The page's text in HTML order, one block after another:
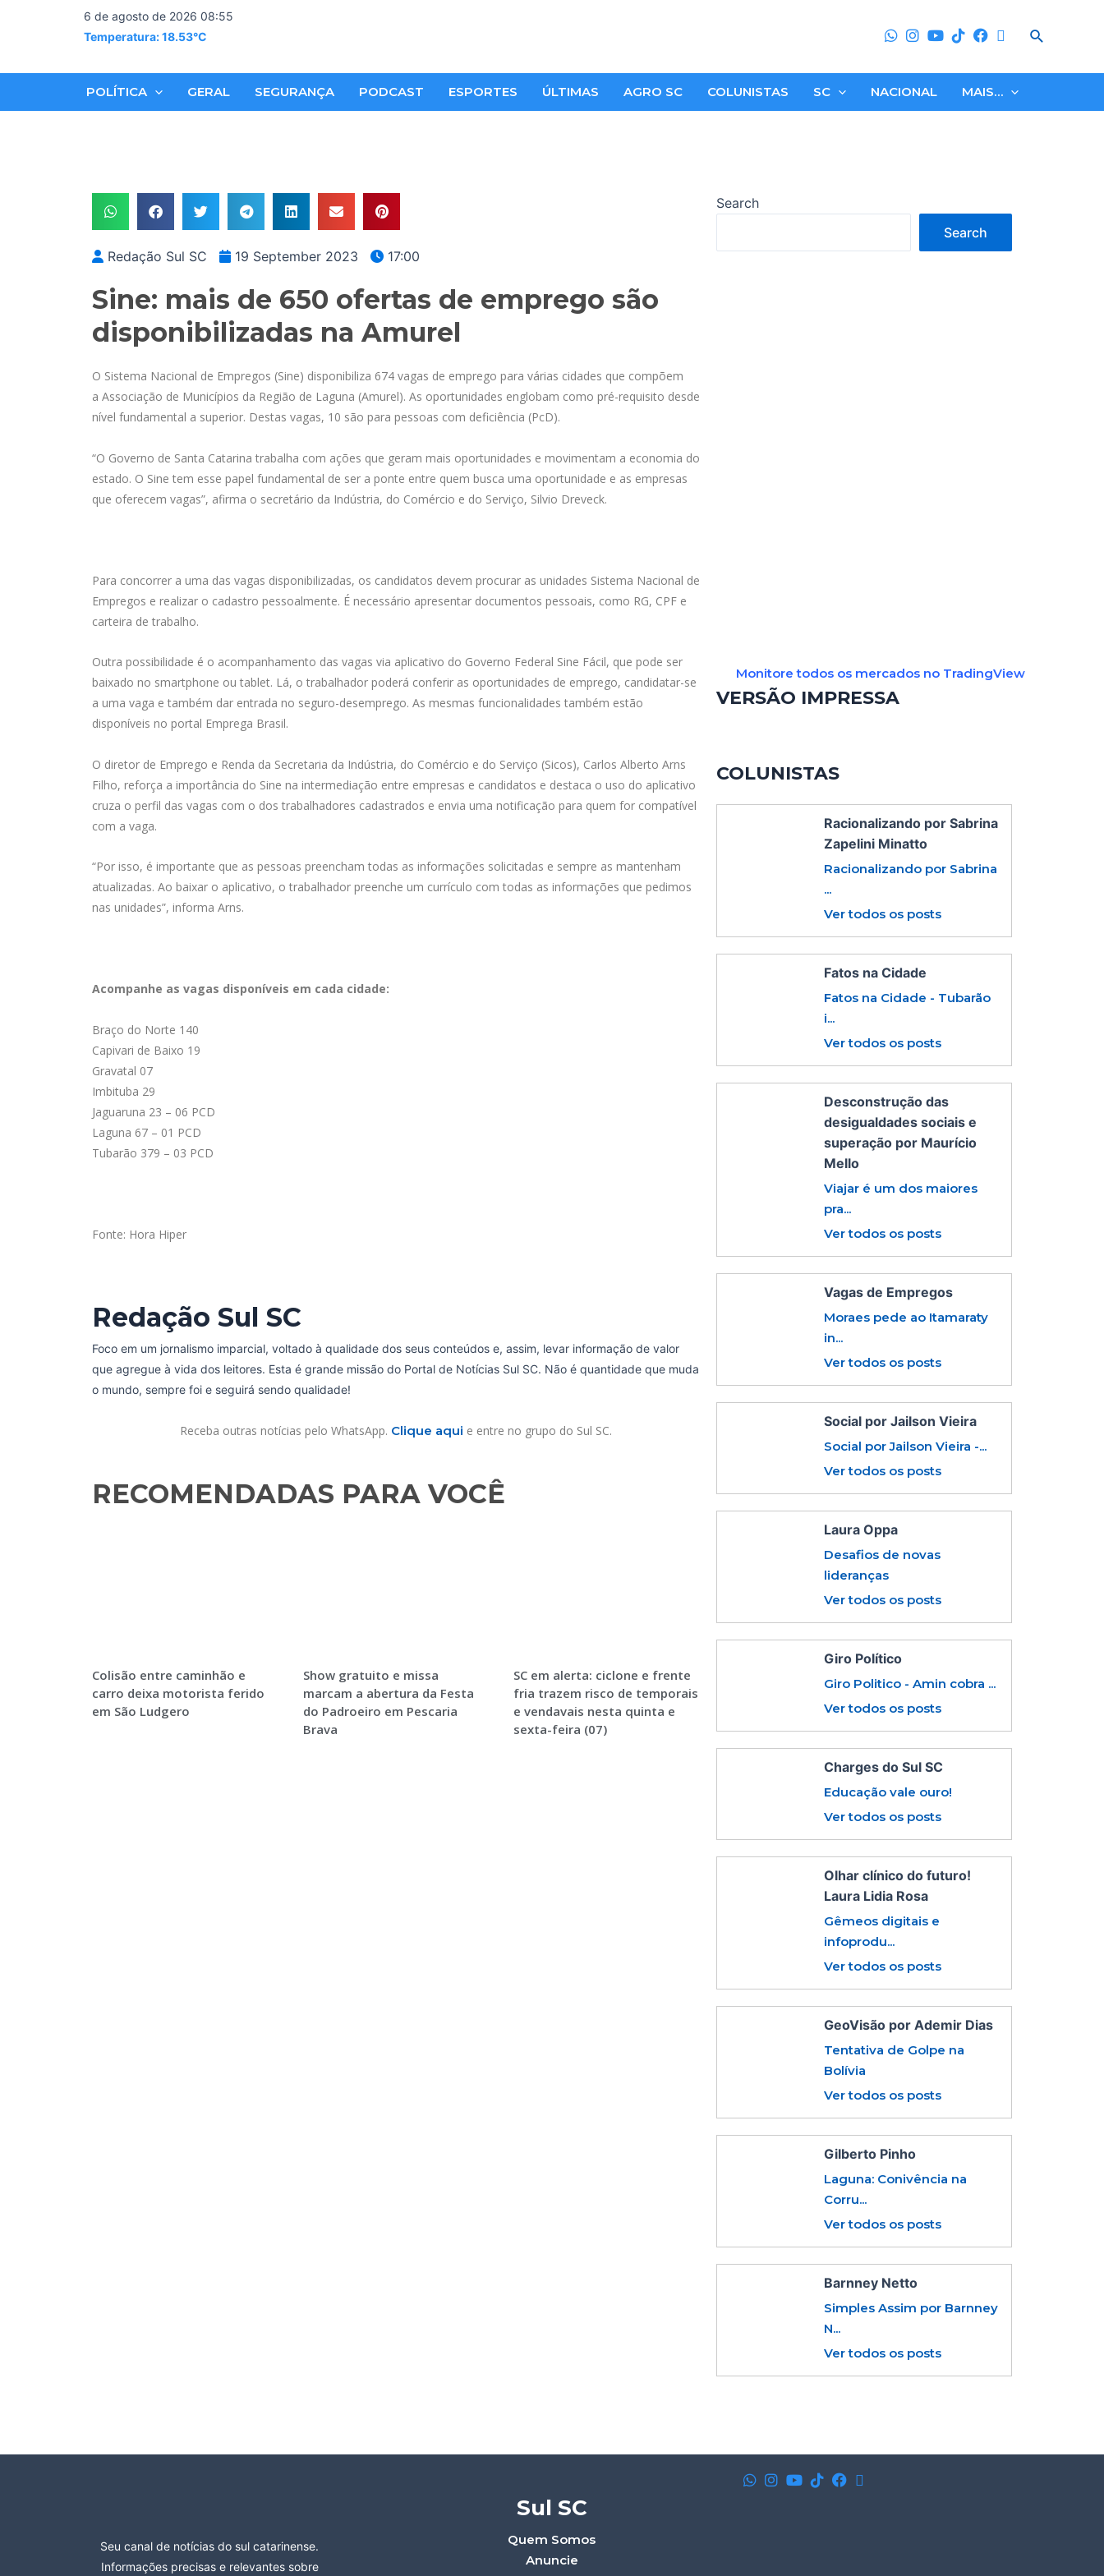
6 de agosto de 2026 08:55
Temperatura: 18.53°C
Search
POLÍTICA GERAL SEGURANÇA PODCAST ESPORTES ÚLTIMAS AGRO SC COLUNISTAS SC NACIONAL MAIS…
Redação Sul SC 19 September 2023 17:00
Sine: mais de 650 ofertas de emprego são
disponibilizadas na Amurel
O Sistema Nacional de Empregos (Sine) disponibiliza 674 vagas de emprego para várias cidades que compõem
a Associação de Municípios da Região de Laguna (Amurel). As oportunidades englobam como pré-requisito desde
nível fundamental a superior. Destas vagas, 10 são para pessoas com deficiência (PcD).
“O Governo de Santa Catarina trabalha com ações que geram mais oportunidades e movimentam a economia do
estado. O Sine tem esse papel fundamental de ser a ponte entre quem busca uma oportunidade e as empresas
que oferecem vagas”, afirma o secretário da Indústria, do Comércio e do Serviço, Silvio Dreveck.
Para concorrer a uma das vagas disponibilizadas, os candidatos devem procurar as unidades Sistema Nacional de
Empregos e realizar o cadastro pessoalmente. É necessário apresentar documentos pessoais, como RG, CPF e
carteira de trabalho.
Outra possibilidade é o acompanhamento das vagas via aplicativo do Governo Federal Sine Fácil, que pode ser
baixado no smartphone ou tablet. Lá, o trabalhador poderá conferir as oportunidades de emprego, candidatar-se
a uma vaga e também dar entrada no seguro-desemprego. As mesmas funcionalidades também estão
disponíveis no portal Emprega Brasil.
O diretor de Emprego e Renda da Secretaria da Indústria, do Comércio e do Serviço (Sicos), Carlos Alberto Arns
Filho, reforça a importância do Sine na intermediação entre empresas e candidatos e destaca o uso do aplicativo
cruza o perfil das vagas com o dos trabalhadores cadastrados e envia uma notificação para quem for compatível
com a vaga.
“Por isso, é importante que as pessoas preencham todas as informações solicitadas e sempre as mantenham
atualizadas. Ao baixar o aplicativo, o trabalhador preenche um currículo com todas as informações que pedimos
nas unidades”, informa Arns.
Acompanhe as vagas disponíveis em cada cidade:
Braço do Norte 140
Capivari de Baixo 19
Gravatal 07
Imbituba 29
Jaguaruna 23 – 06 PCD
Laguna 67 – 01 PCD
Tubarão 379 – 03 PCD
Fonte: Hora Hiper
Redação Sul SC
Foco em um jornalismo imparcial, voltado à qualidade dos seus conteúdos e, assim, levar informação de valor
que agregue à vida dos leitores. Esta é grande missão do Portal de Notícias Sul SC. Não é quantidade que muda
o mundo, sempre foi e seguirá sendo qualidade!
Receba outras notícias pelo WhatsApp. Clique aqui e entre no grupo do Sul SC.
RECOMENDADAS PARA VOCÊ​
Colisão entre caminhão e
carro deixa motorista ferido
em São Ludgero
Show gratuito e missa
marcam a abertura da Festa
do Padroeiro em Pescaria
Brava
SC em alerta: ciclone e frente
fria trazem risco de temporais
e vendavais nesta quinta e
sexta-feira (07)
Search
Search
Monitore todos os mercados no TradingView
VERSÃO IMPRESSA
COLUNISTAS
Racionalizando por Sabrina
Zapelini Minatto
Racionalizando por Sabrina
...
Ver todos os posts
Fatos na Cidade
Fatos na Cidade - Tubarão
i...
Ver todos os posts
Desconstrução das
desigualdades sociais e
superação por Maurício
Mello
Viajar é um dos maiores
pra...
Ver todos os posts
Vagas de Empregos
Moraes pede ao Itamaraty
in...
Ver todos os posts
Social por Jailson Vieira
Social por Jailson Vieira -...
Ver todos os posts
Laura Oppa
Desafios de novas
lideranças
Ver todos os posts
Giro Político
Giro Politico - Amin cobra ...
Ver todos os posts
Charges do Sul SC
Educação vale ouro!
Ver todos os posts
Olhar clínico do futuro!
Laura Lidia Rosa
Gêmeos digitais e
infoprodu...
Ver todos os posts
GeoVisão por Ademir Dias
Tentativa de Golpe na
Bolívia
Ver todos os posts
Gilberto Pinho
Laguna: Conivência na
Corru...
Ver todos os posts
Barnney Netto
Simples Assim por Barnney
N...
Ver todos os posts
Seu canal de notícias do sul catarinense.
Informações precisas e relevantes sobre
Sul SC
Quem Somos
Anuncie